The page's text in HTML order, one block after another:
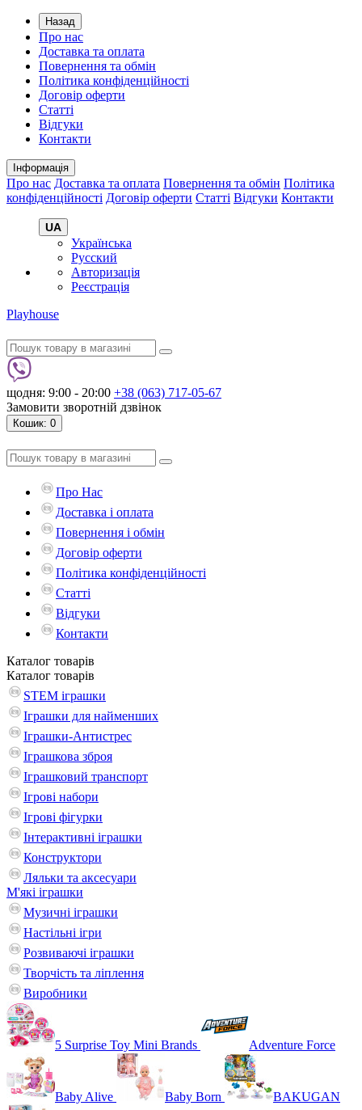
Назад
Про нас
Доставка та оплата
Повернення та обмін
Політика конфіденційності
Договір оферти
Статті
Відгуки
Контакти
Інформація
Про нас Доставка та оплата Повернення та обмін Політика
конфіденційності Договір оферти Статті Відгуки Контакти
UA
Українська
Русский
Авторизація
Реєстрація
Playhouse
щодня: 9:00 - 20:00 +38 (063) 717-05-67
Замовити зворотній дзвінок
Кошик: 0
Про Нас
Доставка і оплата
Повернення і обмін
Договір оферти
Політика конфіденційності
Статті
Відгуки
Контакти
Каталог товарів
Каталог товарів
STEM іграшки
Іграшки для найменших
Іграшки-Антистрес
Іграшкова зброя
Іграшковий транспорт
Ігрові набори
Ігрові фігурки
Інтерактивні іграшки
Конструктори
Ляльки та аксесуари
М'які іграшки
Музичні іграшки
Настільні iгри
Розвиваючі іграшки
Творчість та ліплення
Виробники
5 Surprise Toy Mini Brands Adventure Force
Baby Alive Baby Born BAKUGAN